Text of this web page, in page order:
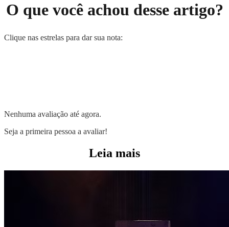
O que você achou desse artigo?
Clique nas estrelas para dar sua nota:
Nenhuma avaliação até agora.
Seja a primeira pessoa a avaliar!
Leia mais